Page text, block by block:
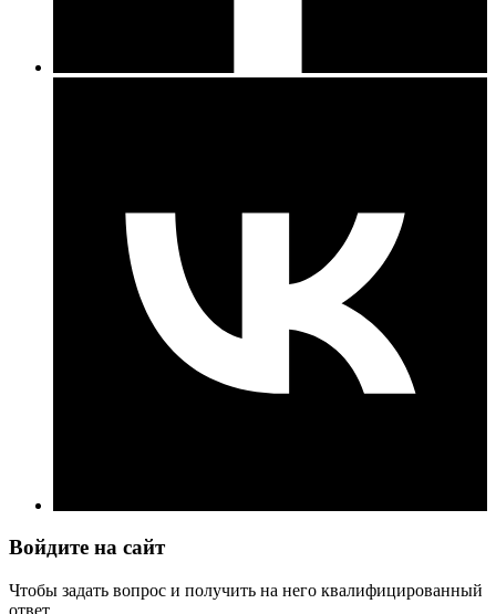
Войдите на сайт
Чтобы задать вопрос и получить на него квалифицированный
ответ.